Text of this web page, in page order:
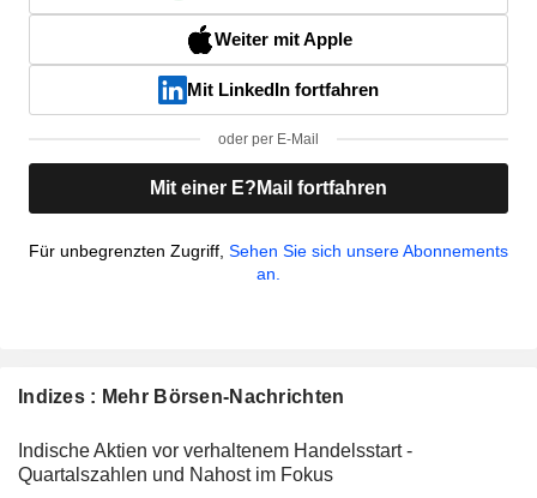
Weiter mit Apple
Mit LinkedIn fortfahren
oder per E-Mail
Mit einer E?Mail fortfahren
Für unbegrenzten Zugriff, Sehen Sie sich unsere Abonnements
an.
Indizes : Mehr Börsen-Nachrichten
Indische Aktien vor verhaltenem Handelsstart -
Quartalszahlen und Nahost im Fokus